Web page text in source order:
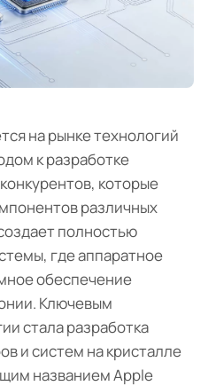
на рынке технологий
к разработке
которые
различных
полностью
где аппаратное
обеспечение
Ключевым
стала разработка
и систем на кристалле
названием Apple